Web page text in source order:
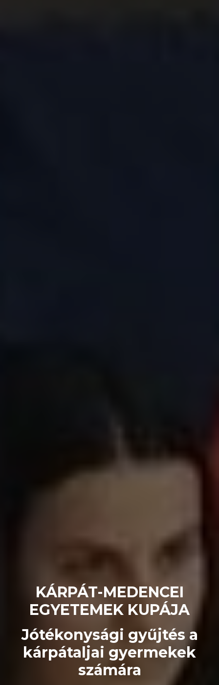
KÁRPÁT-MEDENCEI
EGYETEMEK KUPÁJA
Jótékonysági gyűjtés a
kárpátaljai gyermekek
számára